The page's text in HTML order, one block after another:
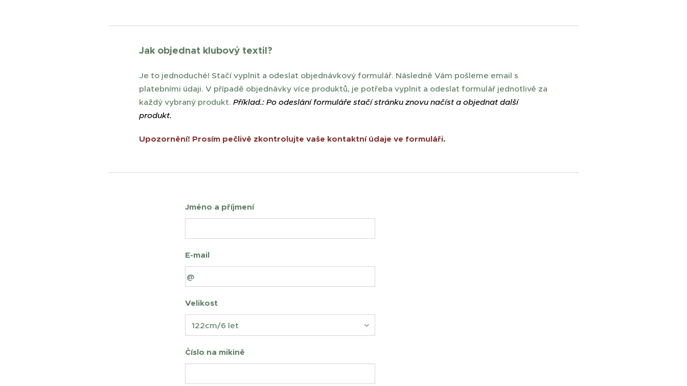
Jak objednat klubový textil?
Je to jednoduché! Stačí vyplnit a odeslat objednávkový formulář. Následně Vám pošleme email s
platebními údaji. V případě objednávky více produktů, je potřeba vyplnit a odeslat formulář jednotlivě za
každý vybraný produkt. Příklad.: Po odeslání formuláře stačí stránku znovu načíst a objednat další
produkt.
Upozornění! Prosím pečlivě zkontrolujte vaše kontaktní údaje ve formuláři.
Jméno a příjmení
E-mail
Velikost
Číslo na mikině